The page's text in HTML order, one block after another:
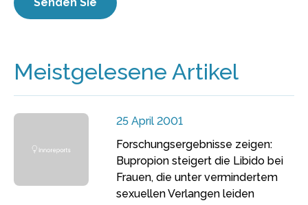
Meistgelesene Artikel
25 April 2001
Forschungsergebnisse zeigen:
Bupropion steigert die Libido bei
Frauen, die unter vermindertem
sexuellen Verlangen leiden